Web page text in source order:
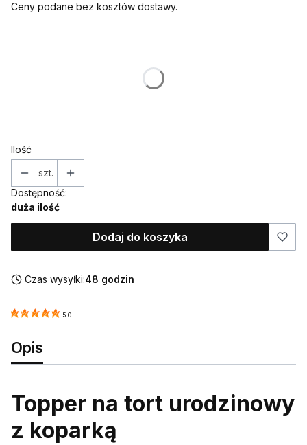
Ceny podane bez kosztów dostawy.
Ilość
szt.
Dostępność:
duża ilość
Dodaj do koszyka
Czas wysyłki:48 godzin
5.0
Opis
Topper na tort urodzinowy
z koparką